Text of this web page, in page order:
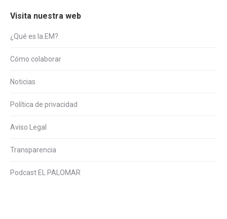
Visita nuestra web
¿Qué es la EM?
Cómo colaborar
Noticias
Política de privacidad
Aviso Legal
Transparencia
Podcast EL PALOMAR